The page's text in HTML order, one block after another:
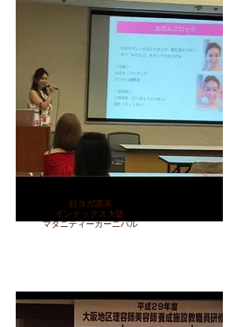
顔ヨガ講演
インテックス大阪
マタニティーカーニバル